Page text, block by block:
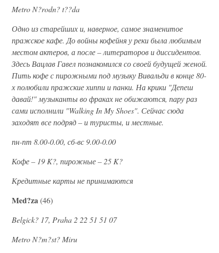
Metro N?rodn? t??da
Одно из старейших и, наверное, самое знаменитое
пражское кафе. До войны кофейня у реки была любимым
местом актеров, а после – литераторов и диссидентов.
Здесь Вацлав Гавел познакомился со своей будущей женой.
Пить кофе с пирожными под музыку Вивальди в конце 80-
х полюбили пражские хиппи и панки. На крики "Депеш
давай!" музыканты во фраках не обижаются, пару раз
сами исполнили "Walking In My Shoes". Сейчас сюда
заходят все подряд – и туристы, и местные.
пн-пт 8.00-0.00, сб-вс 9.00-0.00
Кофе – 19 K?, пирожные – 25 K?
Кредитные карты не принимаются
Med?za(46)
Belgick? 17, Praha 2 22 51 51 07
Metro N?m?st? Miru